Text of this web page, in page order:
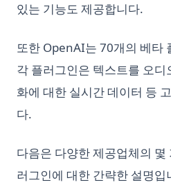
있는 기능도 제공합니다.
또한 OpenAI는 70개의 베타
각 플러그인은 텍스트를 오
화에 대한 실시간 데이터 등
다.
다음은 다양한 제공업체의 몇
러그인에 대한 간략한 설명입